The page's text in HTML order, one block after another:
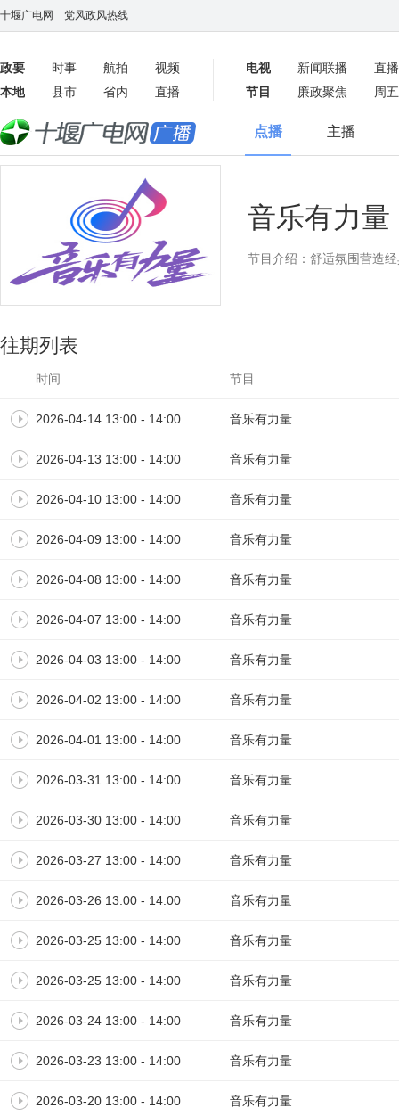
十堰广电网 党风政风热线
政要 时事 航拍
视频
本地
县市 省内 直播
电视 新闻联播
直
节目
廉政聚焦
周
数字报
点播 主播
音乐有力量
节目介绍：舒适氛围营造
往期列表
时间 节目
2026-04-14 13:00 - 14:00 音乐有力量
2026-04-13 13:00 - 14:00 音乐有力量
2026-04-10 13:00 - 14:00 音乐有力量
2026-04-09 13:00 - 14:00 音乐有力量
2026-04-08 13:00 - 14:00 音乐有力量
2026-04-07 13:00 - 14:00 音乐有力量
2026-04-03 13:00 - 14:00 音乐有力量
2026-04-02 13:00 - 14:00 音乐有力量
2026-04-01 13:00 - 14:00 音乐有力量
2026-03-31 13:00 - 14:00 音乐有力量
2026-03-30 13:00 - 14:00 音乐有力量
2026-03-27 13:00 - 14:00 音乐有力量
2026-03-26 13:00 - 14:00 音乐有力量
2026-03-25 13:00 - 14:00 音乐有力量
2026-03-25 13:00 - 14:00 音乐有力量
2026-03-24 13:00 - 14:00 音乐有力量
2026-03-23 13:00 - 14:00 音乐有力量
2026-03-20 13:00 - 14:00 音乐有力量